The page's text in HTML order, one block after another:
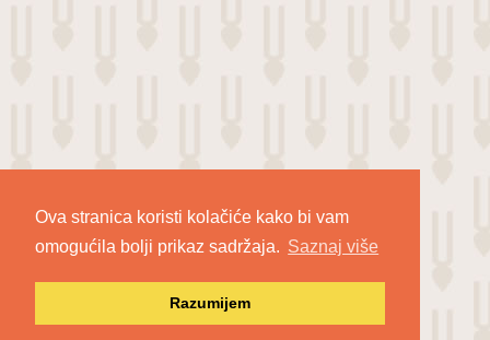
Ova stranica koristi kolačiće kako bi vam
omogućila bolji prikaz sadržaja. Saznaj više
Razumijem